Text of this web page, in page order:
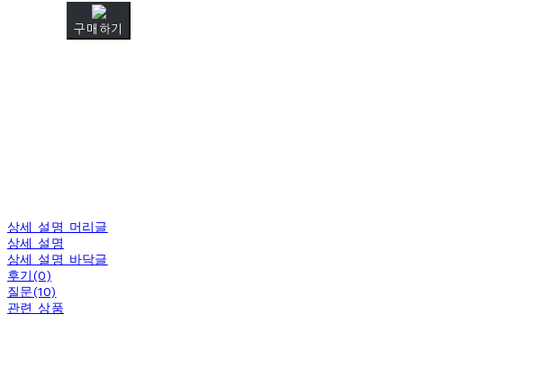
구매하기
상세 설명 머리글
상세 설명
상세 설명 바닥글
후기(0)
질문(10)
관련 상품